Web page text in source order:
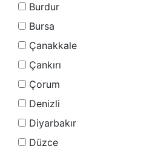
Burdur
Bursa
Çanakkale
Çankırı
Çorum
Denizli
Diyarbakır
Düzce